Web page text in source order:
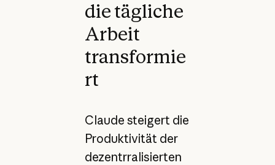
die tägliche
Arbeit
transformie
rt
Claude steigert die
Produktivität der
dezentrralisierten